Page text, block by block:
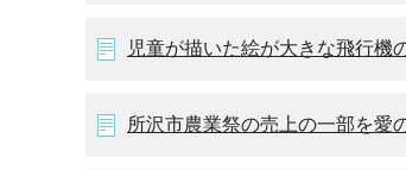
児童が描いた絵が大きな飛行機
所沢市農業祭の売上の一部を愛